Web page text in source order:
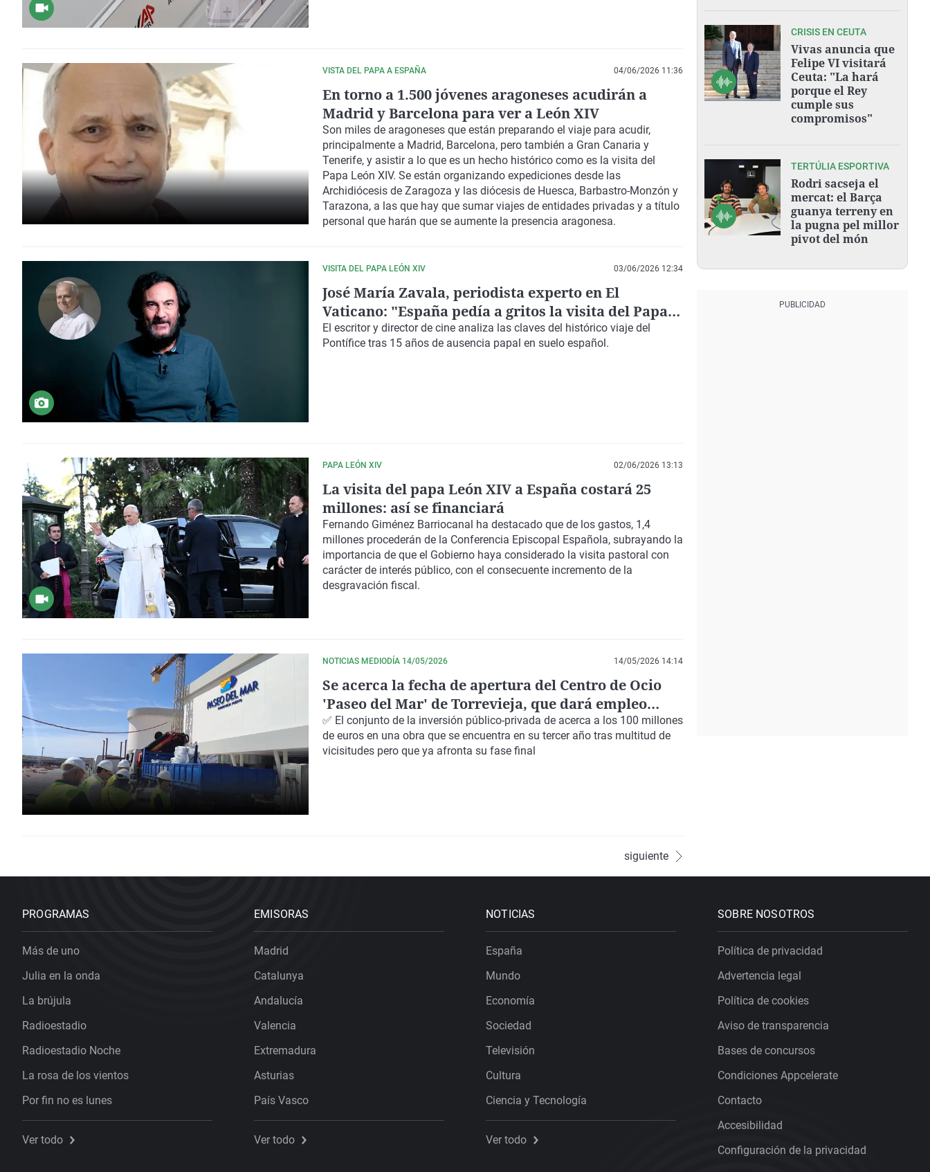
VISTA DEL PAPA A ESPAÑA 04/06/2026 11:36
En torno a 1.500 jóvenes aragoneses acudirán a
Madrid y Barcelona para ver a León XIV
Son miles de aragoneses que están preparando el viaje para acudir,
principalmente a Madrid, Barcelona, pero también a Gran Canaria y
Tenerife, y asistir a lo que es un hecho histórico como es la visita del
Papa León XIV. Se están organizando expediciones desde las
Archidiócesis de Zaragoza y las diócesis de Huesca, Barbastro-Monzón y
Tarazona, a las que hay que sumar viajes de entidades privadas y a título
personal que harán que se aumente la presencia aragonesa.
VISITA DEL PAPA LEÓN XIV 03/06/2026 12:34
José María Zavala, periodista experto en El
Vaticano: "España pedía a gritos la visita del Papa
León XIV, hay una sed enorme en la juventud"
El escritor y director de cine analiza las claves del histórico viaje del
Pontífice tras 15 años de ausencia papal en suelo español.
PAPA LEÓN XIV 02/06/2026 13:13
La visita del papa León XIV a España costará 25
millones: así se financiará
Fernando Giménez Barriocanal ha destacado que de los gastos, 1,4
millones procederán de la Conferencia Episcopal Española, subrayando la
importancia de que el Gobierno haya considerado la visita pastoral con
carácter de interés público, con el consecuente incremento de la
desgravación fiscal.
NOTICIAS MEDIODÍA 14/05/2026 14/05/2026 14:14
Se acerca la fecha de apertura del Centro de Ocio
'Paseo del Mar' de Torrevieja, que dará empleo
directo a 400 personas
✅ El conjunto de la inversión público-privada de acerca a los 100 millones
de euros en una obra que se encuentra en su tercer año tras multitud de
vicisitudes pero que ya afronta su fase final
siguiente
CRISIS EN CEUTA
Vivas anuncia que
Felipe VI visitará
Ceuta: "La hará
porque el Rey
cumple sus
compromisos"
TERTÚLIA ESPORTIVA
Rodri sacseja el
mercat: el Barça
guanya terreny en
la pugna pel millor
pivot del món
PROGRAMAS
Más de uno
Julia en la onda
La brújula
Radioestadio
Radioestadio Noche
La rosa de los vientos
Por fin no es lunes
Ver todo
EMISORAS
Madrid
Catalunya
Andalucía
Valencia
Extremadura
Asturias
País Vasco
Ver todo
NOTICIAS
España
Mundo
Economía
Sociedad
Televisión
Cultura
Ciencia y Tecnología
Ver todo
SOBRE NOSOTROS
Política de privacidad
Advertencia legal
Política de cookies
Aviso de transparencia
Bases de concursos
Condiciones Appcelerate
Contacto
Accesibilidad
Configuración de la privacidad